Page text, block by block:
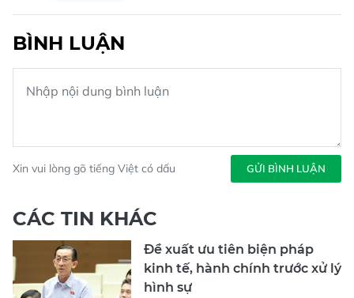
BÌNH LUẬN
Xin vui lòng gõ tiếng Việt có dấu GỬI BÌNH LUẬN
CÁC TIN KHÁC
Đề xuất ưu tiên biện pháp
kinh tế, hành chính trước xử lý
hình sự